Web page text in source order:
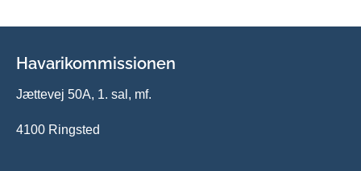
Havarikommissionen
Jættevej 50A, 1. sal, mf.
4100 Ringsted